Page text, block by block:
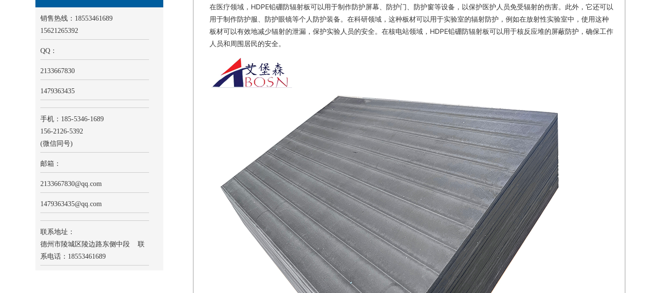
销售热线：18553461689
15621265392
QQ：
2133667830
1479363435
手机：185-5346-1689
156-2126-5392
(微信同号)
邮箱：
2133667830@qq.com
1479363435@qq.com
联系地址：
德州市陵城区陵边路东侧中段 联
系电话：18553461689
在医疗领域，HDPE铅硼防辐射板可以用于制作防护屏幕、防护门、防护窗等设备，以保护医护人员免受辐射的伤害。此外，它还可以
用于制作防护服、防护眼镜等个人防护装备。在科研领域，这种板材可以用于实验室的辐射防护，例如在放射性实验室中，使用这种
板材可以有效地减少辐射的泄漏，保护实验人员的安全。在核电站领域，HDPE铅硼防辐射板可以用于核反应堆的屏蔽防护，确保工作
人员和周围居民的安全。